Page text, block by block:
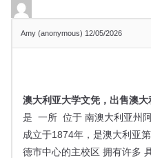
Amy (anonymous) 12/05/2026
澳大利亚大学文凭， 出售澳大
是 一所 位于 南澳大利亚州
成立于1874年，是澳大利亚
德市中心的主校区 拥有许多